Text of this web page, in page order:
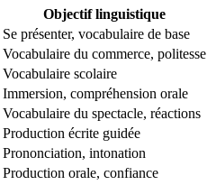
Objectif linguistique
Se présenter, vocabulaire de base
Vocabulaire du commerce, politesse
Vocabulaire scolaire
Immersion, compréhension orale
Vocabulaire du spectacle, réactions
Production écrite guidée
Prononciation, intonation
Production orale, confiance